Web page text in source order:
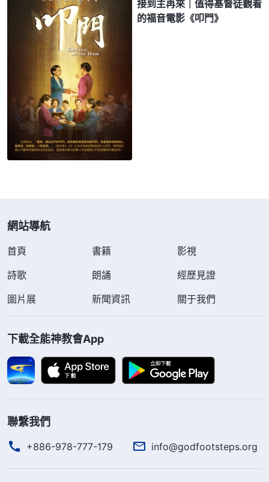
接到主再來｜值得基督徒觀看
的福音電影《叩門》
網站導航
首頁 書籍
影視
詩歌
朗誦
經歷見證
圖片展
新聞資訊 關于我們
下載全能神教會App
聯繫我們
+886-978-777-179 info@godfootsteps.org